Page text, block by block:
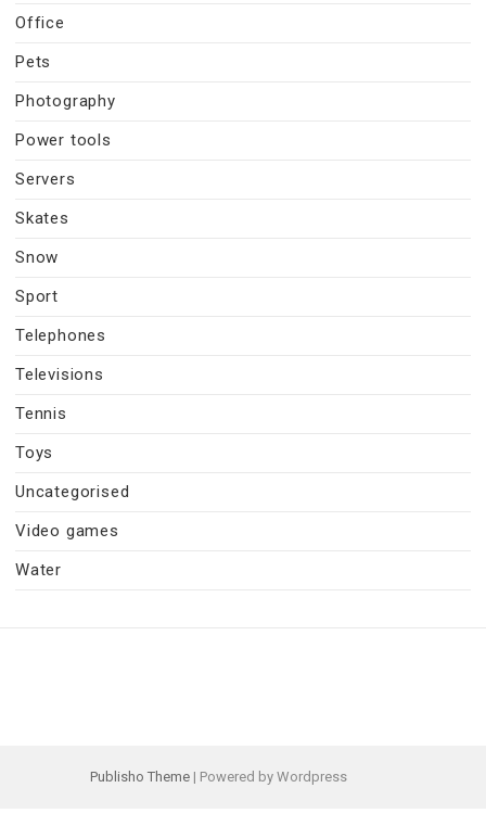
Office
Pets
Photography
Power tools
Servers
Skates
Snow
Sport
Telephones
Televisions
Tennis
Toys
Uncategorised
Video games
Water
Publisho Theme | Powered by Wordpress